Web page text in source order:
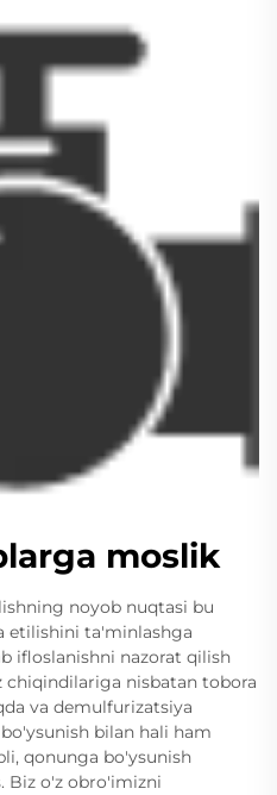
moslik
noyob nuqtasi bu
etilishini ta'minlashga
ifloslanishni nazorat qilish
nisbatan tobora
va demulfurizatsiya
bilan hali ham
qonunga bo'ysunish
Biz o'z obro'imizni